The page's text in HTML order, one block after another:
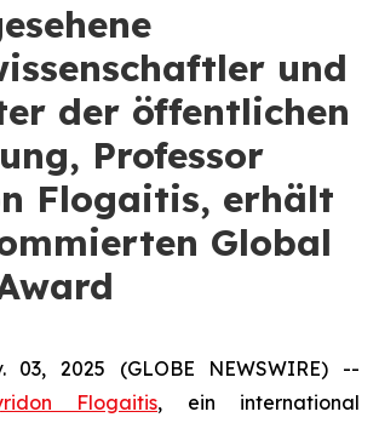
und
der öffentlichen
Professor
Flogaitis, erhält
Global
03, 2025 (GLOBE NEWSWIRE) --
Flogaitis, ein international